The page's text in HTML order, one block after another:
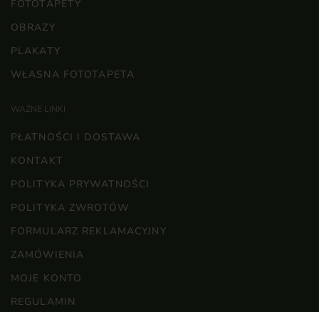
FOTOTAPETY
OBRAZY
PLAKATY
WŁASNA FOTOTAPETA
WAŻNE LINKI
PŁATNOŚCI I DOSTAWA
KONTAKT
POLITYKA PRYWATNOŚCI
POLITYKA ZWROTÓW
FORMULARZ REKLAMACYJNY
ZAMÓWIENIA
MOJE KONTO
REGULAMIN